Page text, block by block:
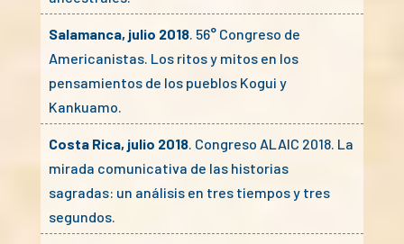
Salamanca, julio 2018. 56° Congreso de
Americanistas. Los ritos y mitos en los
pensamientos de los pueblos Kogui y
Kankuamo.
Costa Rica, julio 2018. Congreso ALAIC 2018. La
mirada comunicativa de las historias
sagradas: un análisis en tres tiempos y tres
segundos.